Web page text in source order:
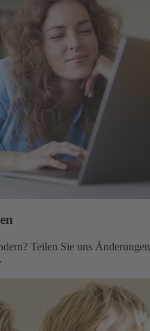
Teilen Sie uns Änderungen